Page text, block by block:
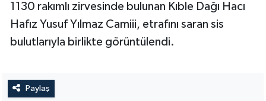
1130 rakımlı zirvesinde bulunan Kıble Dağı Hacı
Hafız Yusuf Yılmaz Camiii, etrafını saran sis
bulutlarıyla birlikte görüntülendi.
Paylaş
Niğde Müftülüğü
Ordu Müftülüğü
Osmaniye Müftülüğü